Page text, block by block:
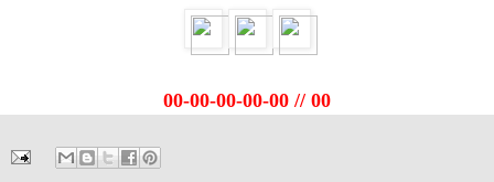
00-00-00-00-00 // 00